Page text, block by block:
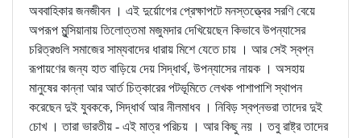
অববাহিকার জনজীবন । এই দুর্য়োগের প্রেক্ষাপটে মনস্তত্ত্বের সরণি বেয়ে
অপরূপ মুন্সিয়ানায় তিলোত্তমা মজুমদার দেখিয়েছেন কিভাবে উপন্যাসের
চরিত্রগুলি সমাজের সাম্যবাদের ধারায় মিশে যেতে চায় । আর সেই স্বপ্ন
রূপায়ণের জন্য হাত বাড়িয়ে দেয় সিদ্ধার্থ, উপন্যাসের নায়ক । অসহায়
মানুষের কান্না আর আর্ত চিত্কারের পটভূমিতে লেখক পাশাপাশি স্থাপন
করেছেন দুই যুবককে, সিদ্ধার্থ আর নীলমাধব । নিবিড় স্বপ্নভরা তাদের দুই
চোখ । তারা ভারতীয় - এই মাত্র পরিচয় । আর কিছু নয় । তবু রাষ্ট্র তাদের